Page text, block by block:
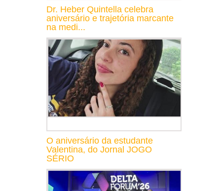
Dr. Heber Quintella celebra
aniversário e trajetória marcante
na medi...
O aniversário da estudante
Valentina, do Jornal JOGO
SÉRIO